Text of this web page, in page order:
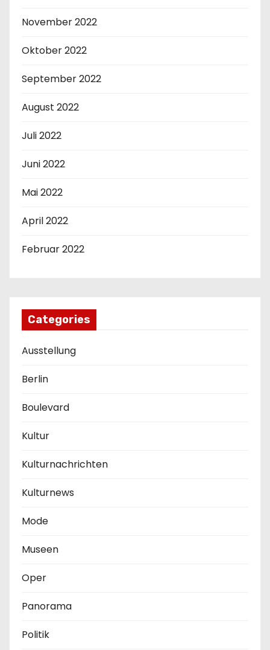
November 2022
Oktober 2022
September 2022
August 2022
Juli 2022
Juni 2022
Mai 2022
April 2022
Februar 2022
Categories
Ausstellung
Berlin
Boulevard
Kultur
Kulturnachrichten
Kulturnews
Mode
Museen
Oper
Panorama
Politik